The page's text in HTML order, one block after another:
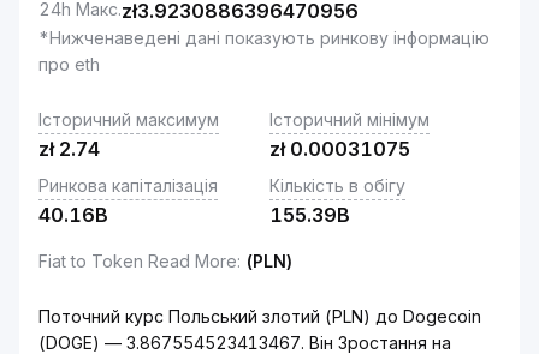
24h Макс.zł3.9230886396470956
*Нижченаведені дані показують ринкову інформацію
про eth
Історичний максимум
zł 2.74
Історичний мінімум
zł 0.00031075
Ринкова капіталізація
40.16B
Кількість в обігу
155.39B
Fiat to Token Read More: (PLN)
Поточний курс Польський злотий (PLN) до Dogecoin
(DOGE) — 3.867554523413467. Він Зростання на